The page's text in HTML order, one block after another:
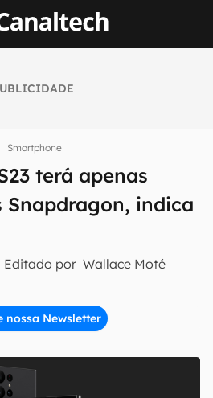
Smartphone
terá apenas
Snapdragon, indica
Editado por Wallace Moté
nossa Newsletter
tecnologia em primeira
inscreva-se
e concordo com os Termos de
do Canaltech.